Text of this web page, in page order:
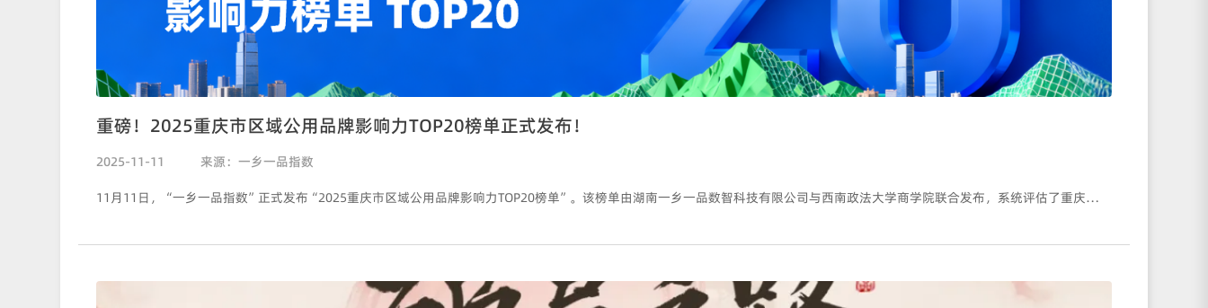
重磅！2025重庆市区域公用品牌影响力TOP20榜单正式发布！
2025-11-11
来源：一乡一品指数
11月11日，“一乡一品指数”正式发布“2025重庆市区域公用品牌影响力TOP20榜单”。该榜单由湖南一乡一品数智科技有限公司与西南政法大学商学院联合发布，系统评估了重庆市区域公用品牌的影响力状况，旨在为重庆市区域公用品牌建设提供科学依据和决策参考。